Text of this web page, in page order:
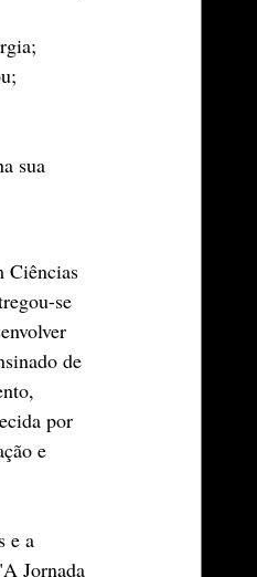
sua
Ciências
se
de
por
e
e a
Jornada